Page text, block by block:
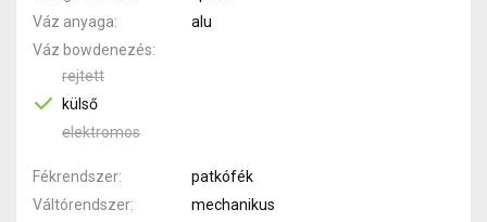
Váz anyaga
alu
Váz bowdenezés
rejtett
külső
elektromos
Fékrendszer
patkófék
Váltórendszer
mechanikus